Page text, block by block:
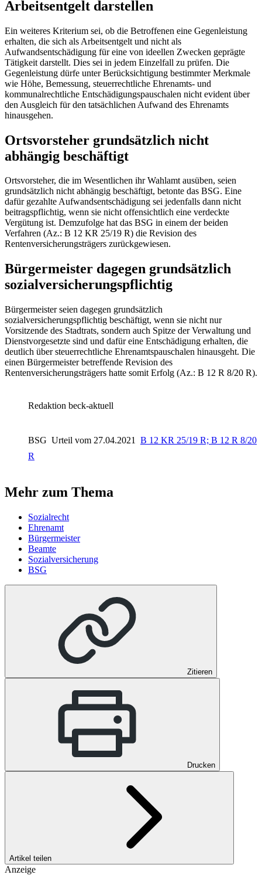
Arbeitsentgelt darstellen
Ein weiteres Kriterium sei, ob die Betroffenen eine Gegenleistung
erhalten, die sich als Arbeitsentgelt und nicht als
Aufwandsentschädigung für eine von ideellen Zwecken geprägte
Tätigkeit darstellt. Dies sei in jedem Einzelfall zu prüfen. Die
Gegenleistung dürfe unter Berücksichtigung bestimmter Merkmale
wie Höhe, Bemessung, steuerrechtliche Ehrenamts- und
kommunalrechtliche Entschädigungspauschalen nicht evident über
den Ausgleich für den tatsächlichen Aufwand des Ehrenamts
hinausgehen.
Ortsvorsteher grundsätzlich nicht
abhängig beschäftigt
Ortsvorsteher, die im Wesentlichen ihr Wahlamt ausüben, seien
grundsätzlich nicht abhängig beschäftigt, betonte das BSG. Eine
dafür gezahlte Aufwandsentschädigung sei jedenfalls dann nicht
beitragspflichtig, wenn sie nicht offensichtlich eine verdeckte
Vergütung ist. Demzufolge hat das BSG in einem der beiden
Verfahren (Az.: B 12 KR 25/19 R) die Revision des
Rentenversicherungsträgers zurückgewiesen.
Bürgermeister dagegen grundsätzlich
sozialversicherungspflichtig
Bürgermeister seien dagegen grundsätzlich
sozialversicherungspflichtig beschäftigt, wenn sie nicht nur
Vorsitzende des Stadtrats, sondern auch Spitze der Verwaltung und
Dienstvorgesetzte sind und dafür eine Entschädigung erhalten, die
deutlich über steuerrechtliche Ehrenamtspauschalen hinausgeht. Die
einen Bürgermeister betreffende Revision des
Rentenversicherungsträgers hatte somit Erfolg (Az.: B 12 R 8/20 R).
Redaktion beck-aktuell
BSG Urteil vom 27.04.2021
B 12 KR 25/19 R; B 12 R 8/20
R
Mehr zum Thema
Sozialrecht
Ehrenamt
Bürgermeister
Beamte
Sozialversicherung
BSG
Zitieren
Drucken
Artikel teilen
Anzeige